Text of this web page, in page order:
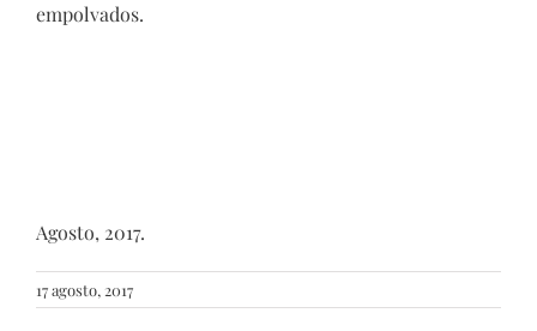
empolvados.
Agosto, 2017.
17 agosto, 2017